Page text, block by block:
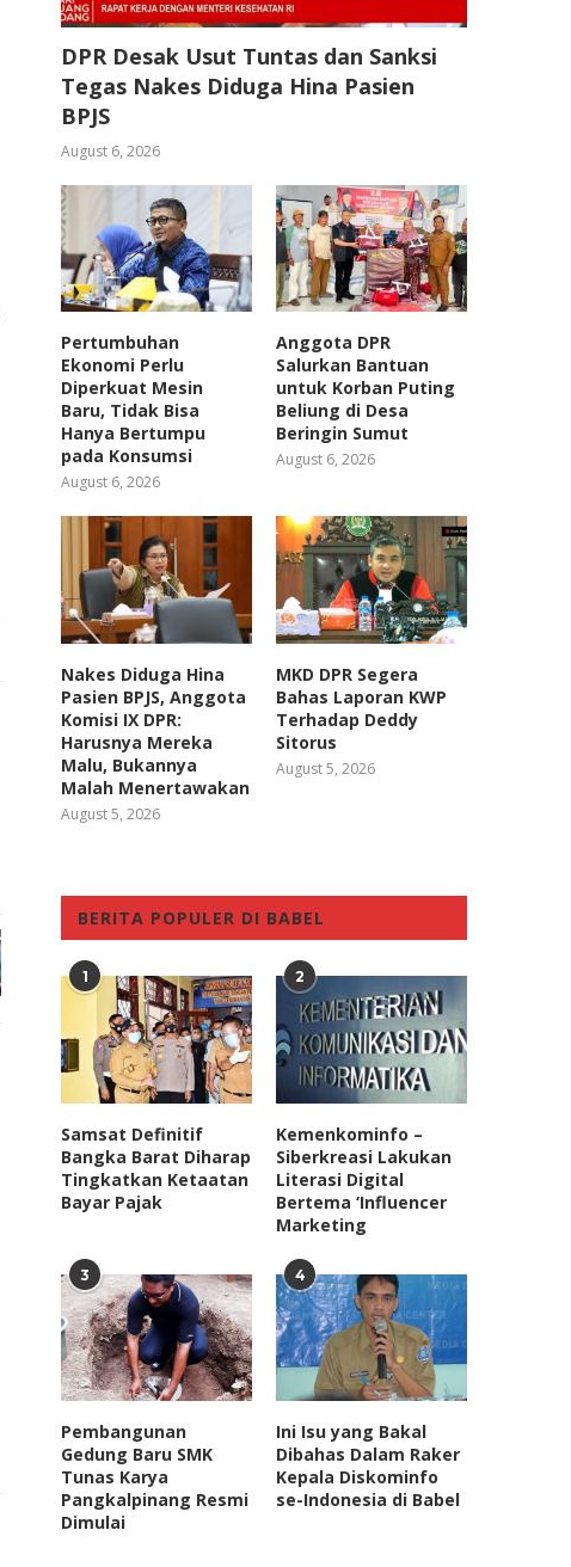
Komisi III DPR Dukung Kejagung
Tarik Kajari Karo...
April 5, 2026
Ustaz Hilmi Aminuddin di
Politisi PKS Sukamta
June 30, 2020
DPR Desak Usut Tuntas dan Sanksi
Tegas Nakes Diduga Hina Pasien
BPJS
August 6, 2026
Pertumbuhan
Ekonomi Perlu
Diperkuat Mesin
Baru, Tidak Bisa
Hanya Bertumpu
pada Konsumsi
August 6, 2026
Anggota DPR
Salurkan Bantuan
untuk Korban Puting
Beliung di Desa
Beringin Sumut
August 6, 2026
Nakes Diduga Hina
Pasien BPJS, Anggota
Komisi IX DPR:
Harusnya Mereka
Malu, Bukannya
Malah Menertawakan
August 5, 2026
MKD DPR Segera
Bahas Laporan KWP
Terhadap Deddy
Sitorus
August 5, 2026
BERITA POPULER DI BABEL
1
Samsat Definitif
Bangka Barat Diharap
Tingkatkan Ketaatan
Bayar Pajak
2
Kemenkominfo –
Siberkreasi Lakukan
Literasi Digital
Bertema ‘Influencer
Marketing
3
Pembangunan
Gedung Baru SMK
Tunas Karya
Pangkalpinang Resmi
Dimulai
4
Ini Isu yang Bakal
Dibahas Dalam Raker
Kepala Diskominfo
se-Indonesia di Babel